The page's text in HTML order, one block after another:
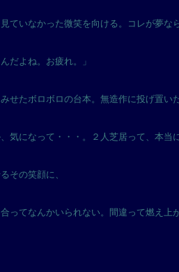
ていなかった微笑を向ける。コレが夢な
だよね。お疲れ。」
せたボロボロの台本。無造作に投げ置い
、気になって・・・。２人芝居って、本当
その笑顔に、
ってなんかいられない。間違って燃え上